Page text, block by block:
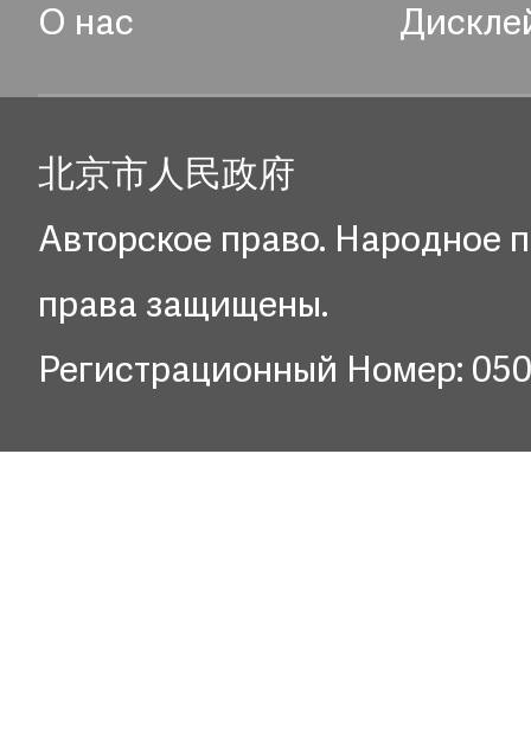
О нас
北京市人民政府
Авторское право. Народное
права защищены.
Регистрационный Номер: